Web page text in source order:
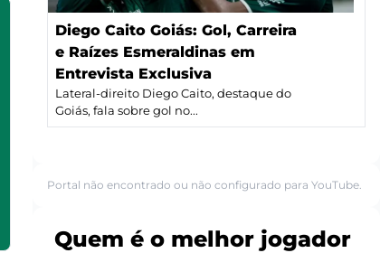
Diego Caito Goiás: Gol, Carreira
e Raízes Esmeraldinas em
Entrevista Exclusiva
Lateral-direito Diego Caito, destaque do
Goiás, fala sobre gol no...
Portal não encontrado ou não configurado para YouTube.
Quem é o melhor jogador